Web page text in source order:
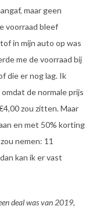
maar geen
voorraad bleef
in mijn auto op was
me de voorraad bij
die er nog lag. Ik
de normale prijs
zou zitten. Maar
en met 50% korting
nemen: 11
kan ik er vast
deal was van 2019,